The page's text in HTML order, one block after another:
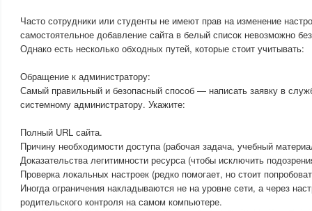
Часто сотрудники или студенты не имеют прав на изменение
самостоятельное добавление сайта в белый список невозможно
Однако есть несколько обходных путей, которые стоит учитывать:
Обращение к администратору:
Самый правильный и безопасный способ — написать заявку в
системному администратору. Укажите:
Полный URL сайта.
Причину необходимости доступа (рабочая задача, учебный
Доказательства легитимности ресурса (чтобы исключить
Проверка локальных настроек (редко помогает, но стоит
Иногда ограничения накладываются не на уровне сети, а через
родительского контроля на самом компьютере.